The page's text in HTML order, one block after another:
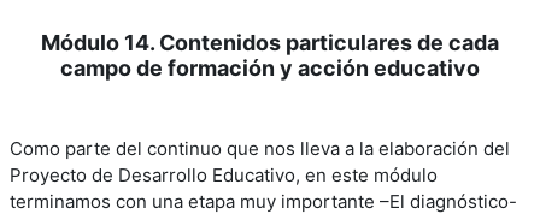
Módulo 14. Contenidos particulares de cada
campo de formación y acción educativo
Como parte del continuo que nos lleva a la elaboración del
Proyecto de Desarrollo Educativo, en este módulo
terminamos con una etapa muy importante –El diagnóstico-